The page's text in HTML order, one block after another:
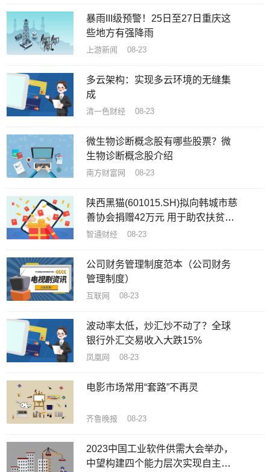
暴雨III级预警！25日至27日重庆这
些地方有强降雨
上游新闻 08-23
多云架构：实现多云环境的无缝集
成
清一色财经 08-23
微生物诊断概念股有哪些股票？微
生物诊断概念股介绍
南方财富网 08-23
陕西黑猫(601015.SH)拟向韩城市慈
善协会捐赠42万元 用于助农扶贫和
慈善事业
智通财经 08-23
公司财务管理制度范本（公司财务
管理制度）
互联网 08-23
波动率太低，炒汇炒不动了？全球
银行外汇交易收入大跌15%
凤凰网 08-23
电影市场常用“套路”不再灵
齐鲁晚报 08-23
2023中国工业软件供需大会举办，
中望构建四个能力层次实现自主创